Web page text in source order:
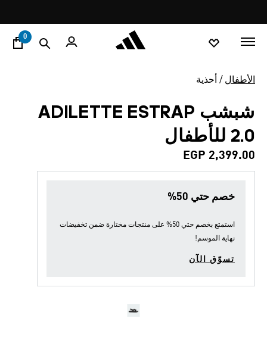
promotion
rotation
0
الأطفال أحذية
شبشب ADILETTE ESTRAP
2.0 للأطفال
EGP 2,399.00
خصم حتي 50%
استمتع بخصم حتي 50% على منتجات مختارة ضمن
تخفيضات
نهاية الموسم!
تسوّق الآن